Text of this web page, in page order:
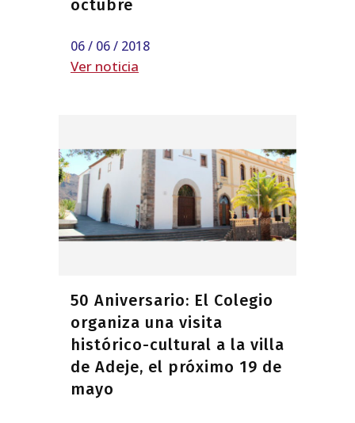
octubre
06 / 06 / 2018
Ver noticia
50 Aniversario: El Colegio
organiza una visita
histórico-cultural a la villa
de Adeje, el próximo 19 de
mayo